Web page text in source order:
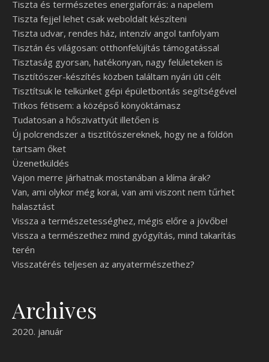
Tiszta és természetes energiaforrás: a napelem
Tiszta fejjel lehet csak weboldalt készíteni
Tiszta udvar, rendes ház, intenzív angol tanfolyam
Tisztán és világosan: otthonfelújítás támogatással
Tisztaság gyorsan, hatékonyan, nagy felületeken is
Tisztítószer-készítés közben találtam nyári úti célt
Tisztítsuk le telkünket gépi épületbontás segítségével
Titkos fétisem: a középső könyöktámasz
Tudatosan a hőszivattyút illetően is
Új polcrendszer a tisztítószereknek, hogy ne a földön
tartsam őket
Üzenetküldés
Vajon merre járhatnak mostanában a klíma árak?
Van, ami olykor még korai, van ami viszont nem tűrhet
halasztást
Vissza a természetességhez, mégis előre a jövőbe!
Vissza a természethez mind gyógyítás, mind takarítás
terén
Visszatérés teljesen az anyatermészethez?
Archives
2020. január